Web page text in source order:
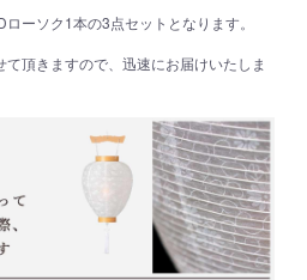
ーソク1本の3点セットとなります。
頂きますので、迅速にお届けいたしま